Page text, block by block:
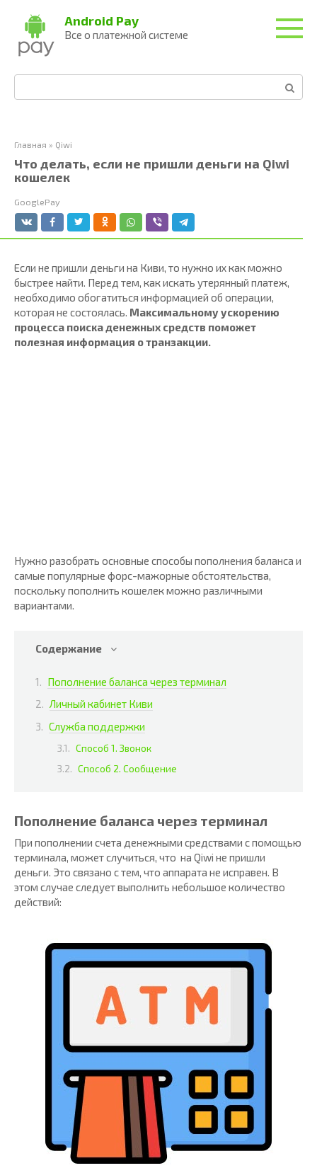
контенту
Android Pay
Все о платежной системе
Главная » Qiwi
Что делать, если не пришли деньги на Qiwi
кошелек
GooglePay
Если не пришли деньги на Киви, то нужно их как можно
быстрее найти. Перед тем, как искать утерянный платеж,
необходимо обогатиться информацией об операции,
которая не состоялась. Максимальному ускорению
процесса поиска денежных средств поможет
полезная информация о транзакции.
Нужно разобрать основные способы пополнения баланса и
самые популярные форс-мажорные обстоятельства,
поскольку пополнить кошелек можно различными
вариантами.
Содержание
Пополнение баланса через терминал
Личный кабинет Киви
Служба поддержки
Способ 1. Звонок
Способ 2. Сообщение
Пополнение баланса через терминал
При пополнении счета денежными средствами с помощью
терминала, может случиться, что на Qiwi не пришли
деньги. Это связано с тем, что аппарата не исправен. В
этом случае следует выполнить небольшое количество
действий: